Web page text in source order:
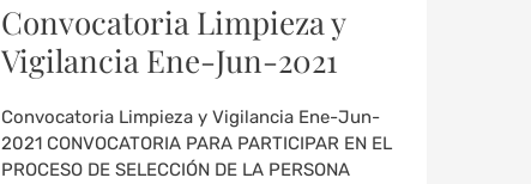
Convocatoria Limpieza y
Vigilancia Ene-Jun-2021
Convocatoria Limpieza y Vigilancia Ene-Jun-
2021 CONVOCATORIA PARA PARTICIPAR EN EL
PROCESO DE SELECCIÓN DE LA PERSONA